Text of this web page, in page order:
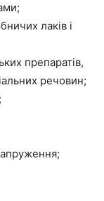
лаків і
препаратів,
речовин;